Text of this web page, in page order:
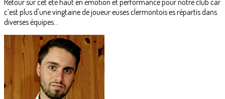
Retour sur cet été haut en émotion et performance pour notre club car
c’est plus d'une vingtaine de joueur·euses clermontois·es répartis dans
diverses équipes...